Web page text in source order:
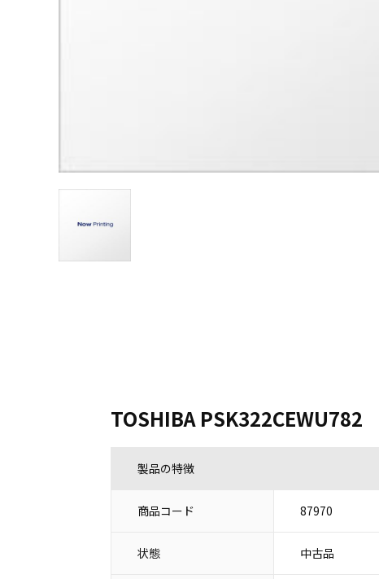
TOSHIBA PSK322CEWU782
製品の特徴
商品コード 87970
状態 中古品